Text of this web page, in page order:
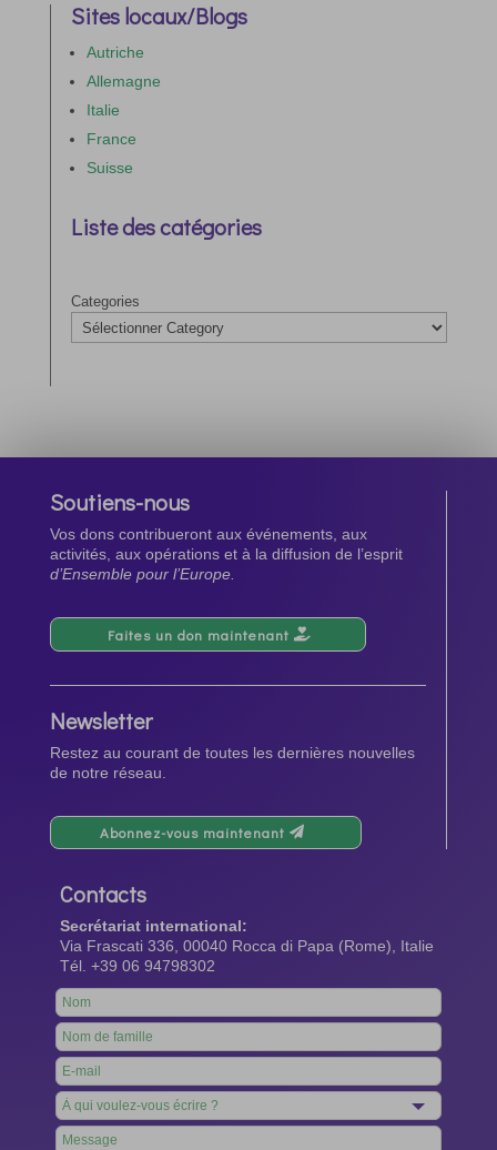
Sites locaux/Blogs
Autriche
Allemagne
Italie
France
Suisse
Liste des catégories
Categories
Soutiens-nous
Vos dons contribueront aux événements, aux
activités, aux opérations et à la diffusion de l’esprit
d’Ensemble pour l’Europe.
Faites un don maintenant
Newsletter
Restez au courant de toutes les dernières nouvelles
de notre réseau.
Abonnez-vous maintenant
Contacts
Secrétariat international:
Via Frascati 336, 00040 Rocca di Papa (Rome), Italie
Tél. +39 06 94798302
Leave
this
field
blank